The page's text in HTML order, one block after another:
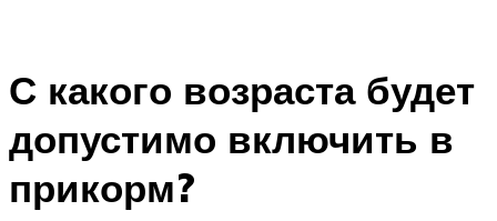
С какого возраста будет
допустимо включить в
прикорм?